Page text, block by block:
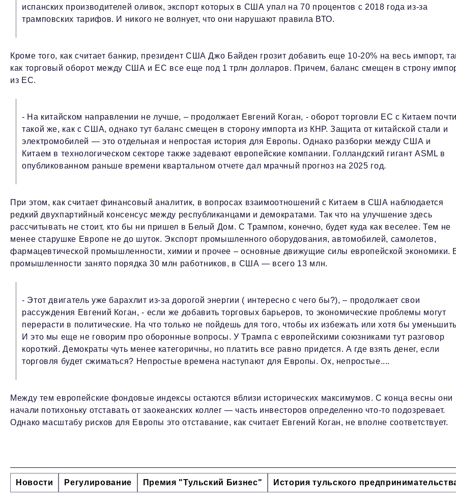
испанских производителей оливок, экспорт которых в США упал на 70 процентов с 2018 года из-за
трамповских тарифов. И никого не волнует, что они нарушают правила ВТО.
Кроме того, как считает банкир, президент США Джо Байден грозит добавить еще 10-20% на весь импорт,
как торговый оборот между США и ЕС все еще под 1 трлн долларов. Причем, баланс смещен в строну
из ЕС.
- На китайском направлении не лучше, – продолжает Евгений Коган, - оборот торговли ЕС с Китаем
такой же, как с США, однако тут баланс смещен в сторону импорта из КНР. Защита от китайской стали и
электромобилей — это отдельная и непростая история для Европы. Однако разборки между США и
Китаем в технологическом секторе также задевают европейские компании. Голландский гигант ASML в
опубликованном раньше времени квартальном отчете дал мрачный прогноз на 2025 год.
При этом, как считает финансовый аналитик, в вопросах взаимоотношений с Китаем в США наблюдается
редкий двухпартийный консенсус между республиканцами и демократами. Так что на улучшение здесь
рассчитывать не стоит, кто бы ни пришел в Белый Дом. С Трампом, конечно, будет куда как веселее. Тем не
менее старушке Европе не до шуток. Экспорт промышленного оборудования, автомобилей, самолетов,
фармацевтической промышленности, химии и прочее – основные движущие силы европейской экономики.
промышленности занято порядка 30 млн работников, в США — всего 13 млн.
- Этот двигатель уже барахлит из-за дорогой энергии ( интересно с чего бы?), – продолжает свои
рассуждения Евгений Коган, - если же добавить торговых барьеров, то экономические проблемы могут
перерасти в политические. На что только не пойдешь для того, чтобы их избежать или хотя бы
И это мы еще не говорим про оборонные вопросы. У Трампа с европейскими союзниками тут разговор
короткий. Демократы чуть менее категоричны, но платить все равно придется. А где взять денег, если
торговля будет сжиматься? Непростые времена наступают для Европы. Ох, непростые....
Между тем европейские фондовые индексы остаются вблизи исторических максимумов. С конца весны они
начали потихоньку отставать от заокеанских коллег — часть инвесторов определенно что-то подозревает.
Однако масштабу рисков для Европы это отставание, как считает Евгений Коган, не вполне соответствует.
Новости Регулирование Премия "Тульский Бизнес" История тульского